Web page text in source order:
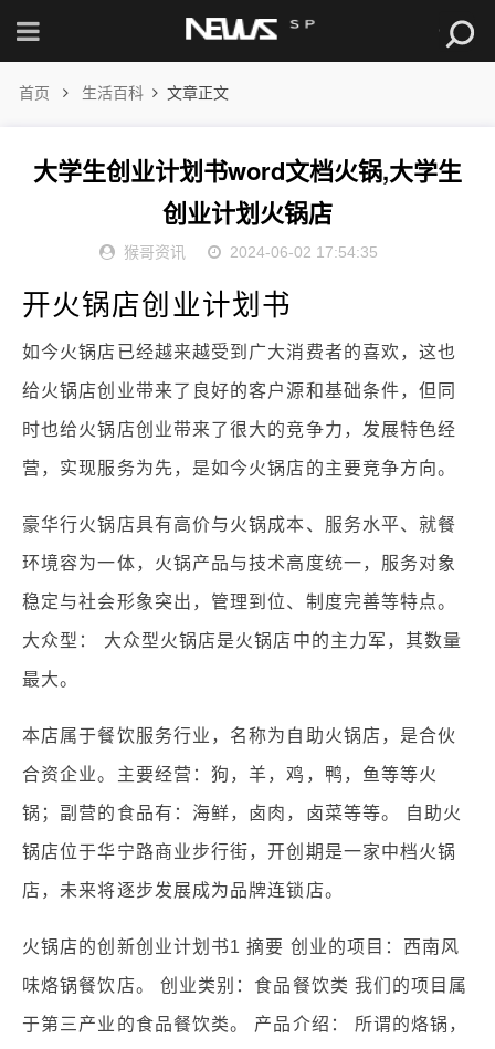
首页 生活百科 文章正文
大学生创业计划书word文档火锅,大学生
创业计划火锅店
猴哥资讯 2024-06-02 17:54:35
开火锅店创业计划书
如今火锅店已经越来越受到广大消费者的喜欢，这也
给火锅店创业带来了良好的客户源和基础条件，但同
时也给火锅店创业带来了很大的竞争力，发展特色经
营，实现服务为先，是如今火锅店的主要竞争方向。
豪华行火锅店具有高价与火锅成本、服务水平、就餐
环境容为一体，火锅产品与技术高度统一，服务对象
稳定与社会形象突出，管理到位、制度完善等特点。
大众型： 大众型火锅店是火锅店中的主力军，其数量
最大。
本店属于餐饮服务行业，名称为自助火锅店，是合伙
合资企业。主要经营：狗，羊，鸡，鸭，鱼等等火
锅；副营的食品有：海鲜，卤肉，卤菜等等。 自助火
锅店位于华宁路商业步行街，开创期是一家中档火锅
店，未来将逐步发展成为品牌连锁店。
火锅店的创新创业计划书1 摘要 创业的项目：西南风
味烙锅餐饮店。 创业类别：食品餐饮类 我们的项目属
于第三产业的食品餐饮类。 产品介绍： 所谓的烙锅，